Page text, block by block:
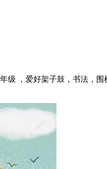
级 ，爱好架子鼓，书法，